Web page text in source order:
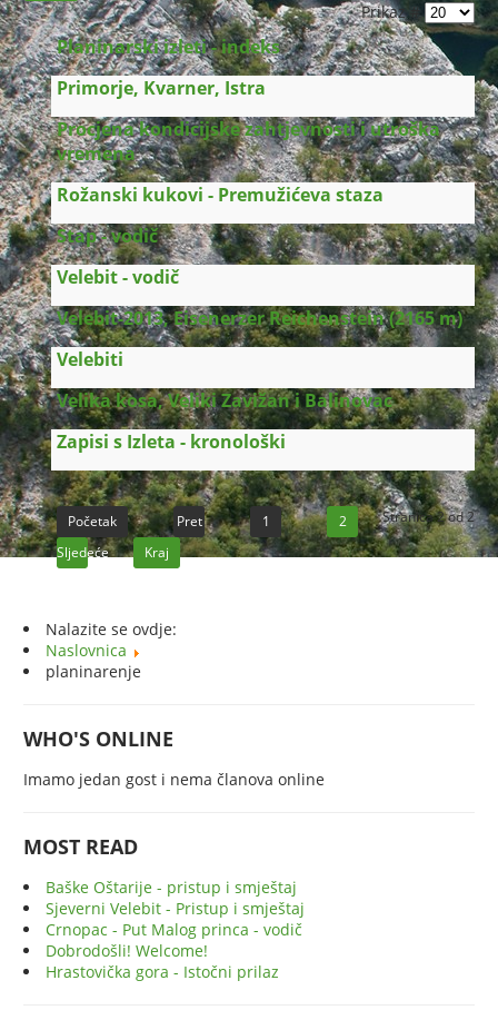
Prikaz #
Planinarski izleti - indeks
Primorje, Kvarner, Istra
Procjena kondicijske zahtjevnosti i utroška
vremena
Rožanski kukovi - Premužićeva staza
Stap - vodič
Velebit - vodič
Velebit-2013, Eisenerzer Reichenstein (2165 m)
Velebiti
Velika kosa, Veliki Zavižan i Balinovac
Zapisi s Izleta - kronološki
Stranica 2 od 2
Početak Pret 1
2
Sljedeće
Kraj
Nalazite se ovdje:
Naslovnica
planinarenje
WHO'S ONLINE
Imamo jedan gost i nema članova online
MOST READ
Baške Oštarije - pristup i smještaj
Sjeverni Velebit - Pristup i smještaj
Crnopac - Put Malog princa - vodič
Dobrodošli! Welcome!
Hrastovička gora - Istočni prilaz